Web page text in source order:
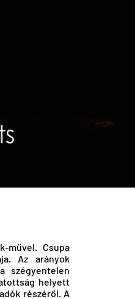
művel. Csupa
Az arányok
szégyentelen
helyett
részéről. A